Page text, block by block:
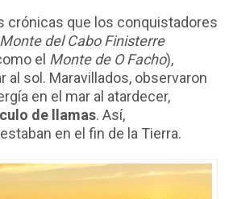
crónicas que los conquistadores
Monte del Cabo Finisterre
el Monte de O Facho),
al sol. Maravillados, observaron
en el mar al atardecer,
de llamas. Así,
en el fin de la Tierra.